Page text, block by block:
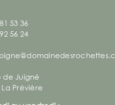
53 36
56 24
de Juigné
La Prévière